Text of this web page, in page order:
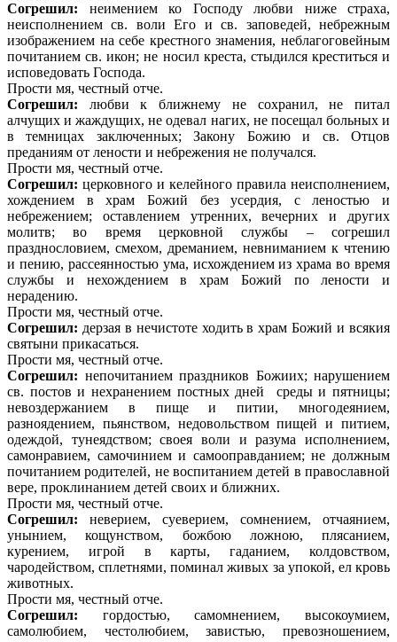
Согрешил: неимением ко Господу любви ниже страха,
неисполнением св. воли Его и св. заповедей, небрежным
изображением на себе крестного знамения, неблагоговейным
почитанием св. икон; не носил креста, стыдился креститься и
исповедовать Господа.
Прости мя, честный отче.
Согрешил: любви к ближнему не сохранил, не питал
алчущих и жаждущих, не одевал нагих, не посещал больных и
в темницах заключенных; Закону Божию и св. Отцов
преданиям от лености и небрежения не получался.
Прости мя, честный отче.
Согрешил: церковного и келейного правила неисполнением,
хождением в храм Божий без усердия, с леностью и
небрежением; оставлением утренних, вечерних и других
молитв; во время церковной службы – согрешил
празднословием, смехом, дреманием, невниманием к чтению
и пению, рассеянностью ума, исхождением из храма во время
службы и нехождением в храм Божий по лености и
нерадению.
Прости мя, честный отче.
Согрешил: дерзая в нечистоте ходить в храм Божий и всякия
святыни прикасаться.
Прости мя, честный отче.
Согрешил: непочитанием праздников Божиих; нарушением
св. постов и нехранением постных дней среды и пятницы;
невоздержанием в пище и питии, многодеянием,
разноядением, пьянством, недовольством пищей и питием,
одеждой, тунеядством; своея воли и разума исполнением,
самонравием, самочинием и самооправданием; не должным
почитанием родителей, не воспитанием детей в православной
вере, проклинанием детей своих и ближних.
Прости мя, честный отче.
Согрешил: неверием, суеверием, сомнением, отчаянием,
унынием, кощунством, божбою ложною, плясанием,
курением, игрой в карты, гаданием, колдовством,
чародейством, сплетнями, поминал живых за упокой, ел кровь
животных.
Прости мя, честный отче.
Согрешил: гордостью, самомнением, высокоумием,
самолюбием, честолюбием, завистью, превозношением,